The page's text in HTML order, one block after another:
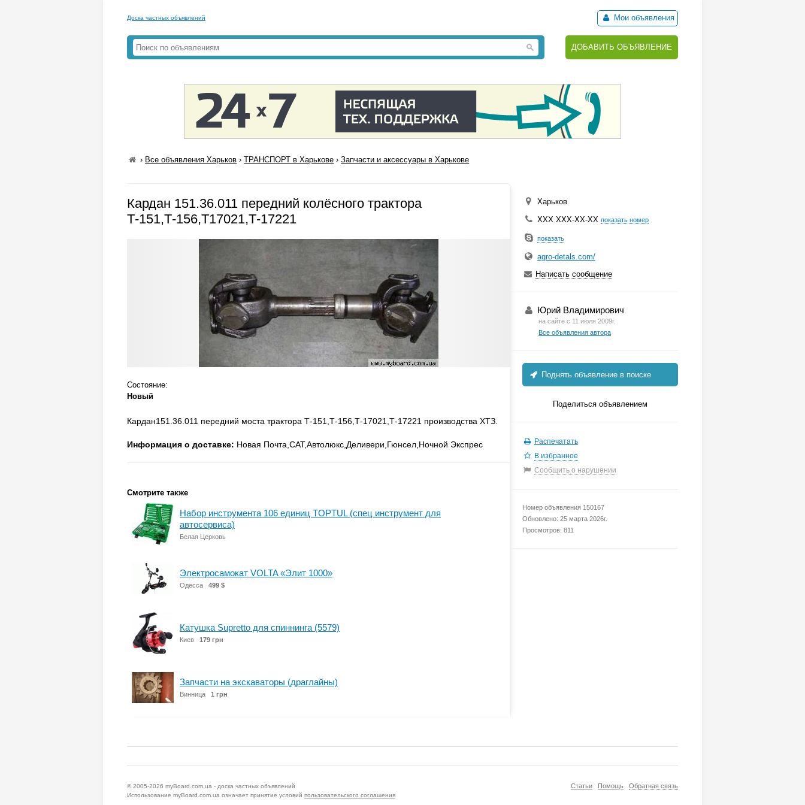
Доска частных объявлений Мои объявления
ДОБАВИТЬ ОБЪЯВЛЕНИЕ
› Все объявления Харьков ›ТРАНСПОРТ в Харькове ›Запчасти и аксессуары в Харькове
Кардан 151.36.011 передний колёсного трактора
Т-151,Т-156,Т17021,Т-17221
Состояние:
Новый
Кардан151.36.011 передний моста трактора Т-151,Т-156,Т-17021,Т-17221 производства ХТЗ.
Информация о доставке: Новая Почта,САТ,Автолюкс,Деливери,Гюнсел,Ночной Экспрес
Смотрите также
Набор инструмента 106 единиц TOPTUL (спец инструмент для
автосервиса)
Белая Церковь
Электросамокат VOLTA «Элит 1000»
Одесса 499 $
Катушка Supretto для спиннинга (5579)
Киев 179 грн
Запчасти на экскаваторы (драглайны)
Винница 1 грн
Харьков
ХХХ ХХХ-ХХ-ХХ показать номер
показать
agro-detals.com/
Написать сообщение
Юрий Владимирович
на сайте с 11 июля 2009г.
Все объявления автора
Поднять объявление в поиске
Поделиться объявлением
Распечатать
В избранное
Сообщить о нарушении
Номер объявления 150167
Обновлено: 25 марта 2026г.
Просмотров: 811
Статьи Помощь Обратная связь
© 2005-2026 myBoard.com.ua - доска частных объявлений
Использование myBoard.com.ua означает принятие условий пользовательского соглашения